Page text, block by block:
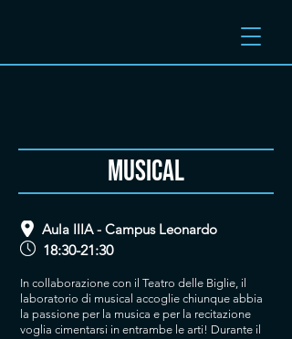
MUSICAL
Aula IIIA - Campus Leonardo
18:30-21:30
In collaborazione con il Teatro delle Biglie, il
laboratorio di musical accoglie chiunque abbia
la passione per la musica e per la recitazione
voglia cimentarsi in entrambe le arti! Durante il